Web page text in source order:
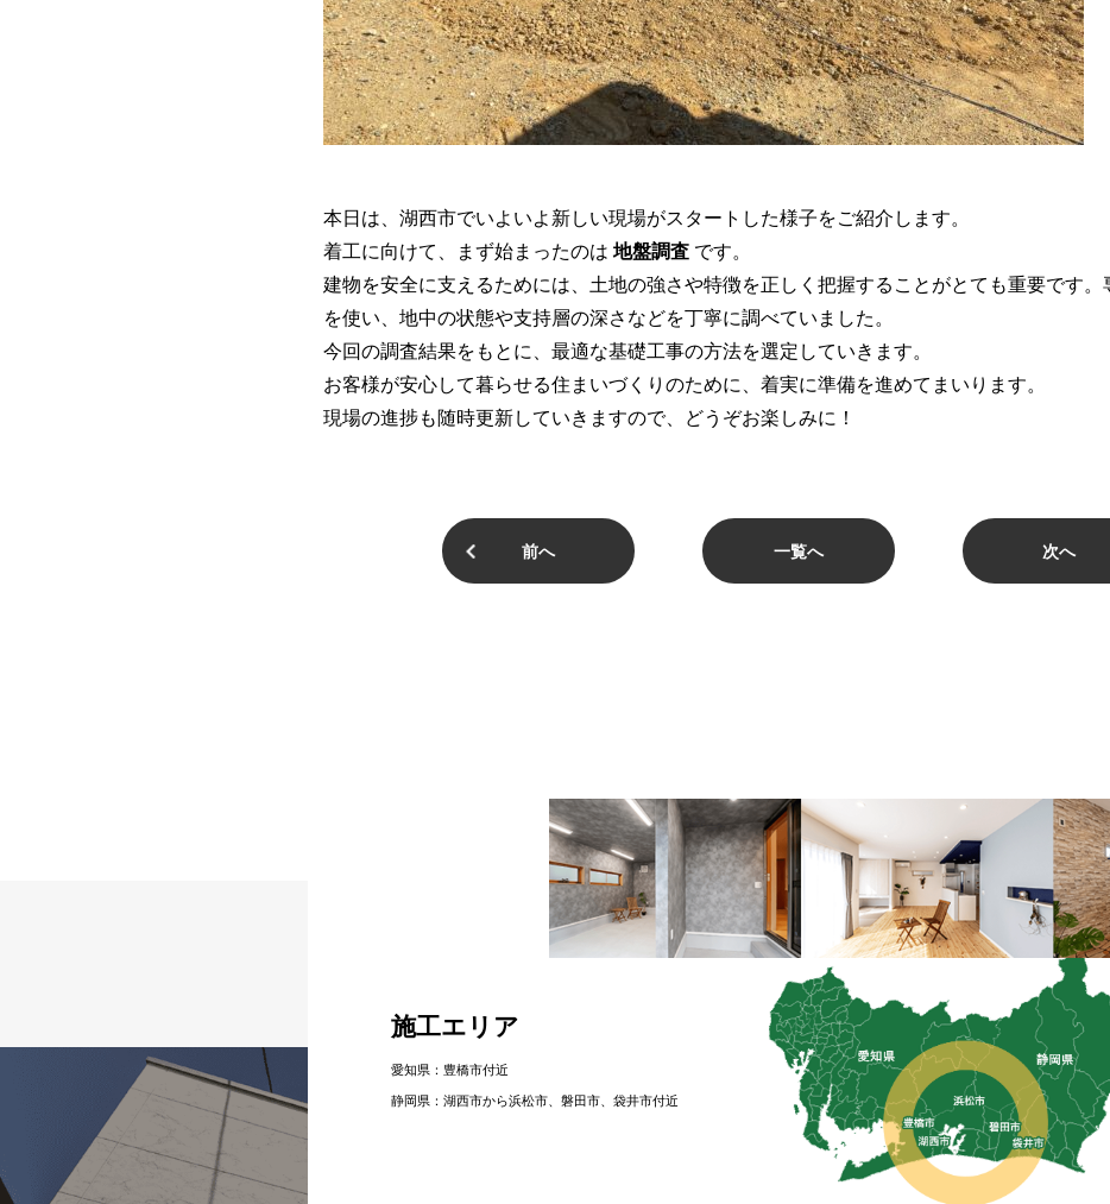
本日は、湖西市でいよいよ新しい現場がスタートした様子をご紹介します。
着工に向けて、まず始まったのは 地盤調査 です。
建物を安全に支えるためには、土地の強さや特徴を正しく把握することがとても重要です。
を使い、地中の状態や支持層の深さなどを丁寧に調べていました。
今回の調査結果をもとに、最適な基礎工事の方法を選定していきます。
お客様が安心して暮らせる住まいづくりのために、着実に準備を進めてまいります。
現場の進捗も随時更新していきますので、どうぞお楽しみに！
前へ 一覧へ 次へ
施工エリア
愛知県：豊橋市付近
静岡県：湖⻄市から浜松市、磐⽥市、袋井市付近